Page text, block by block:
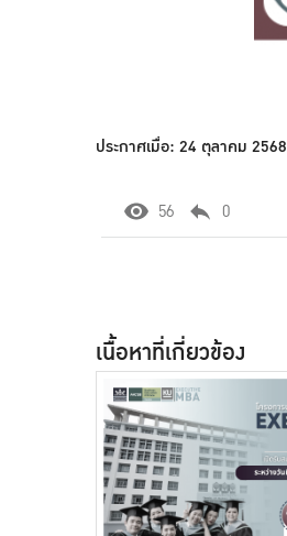
ประกาศเมื่อ: 24 ตุลาคม 2568
56 0
เนื้อหาที่เกี่ยวข้อง